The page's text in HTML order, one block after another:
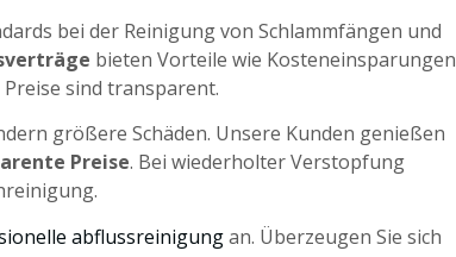
bei der Reinigung von Schlammfängen und
bieten Vorteile wie Kosteneinsparungen
sind transparent.
größere Schäden. Unsere Kunden genießen
Preise. Bei wiederholter Verstopfung
abflussreinigungan. Überzeugen Sie sich